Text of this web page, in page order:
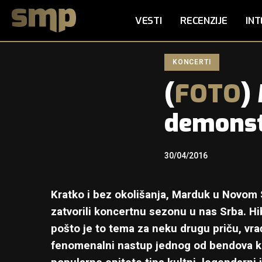
VESTI RECENZIJE
KONCERTI
(FOTO)
30/04/2016
Kratko i bez okolišanja, Marduk u
zatvorili koncertnu sezonu u nas Srba.
pošto je to tema za neku drugu priču,
fenomenalni nastup jednog od bendova